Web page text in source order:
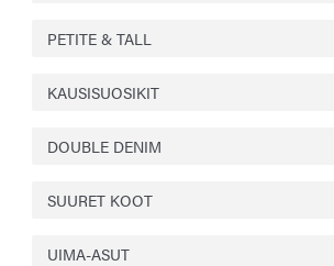
PETITE & TALL
KAUSISUOSIKIT
DOUBLE DENIM
SUURET KOOT
UIMA-ASUT